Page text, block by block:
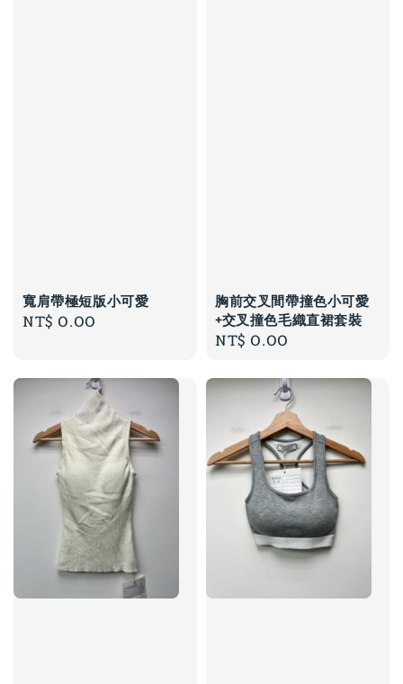
寬肩帶極短版小可愛
Regular
NT$ 0.00
胸前交叉間帶撞色小可愛
+交叉撞色毛織直裙套裝
Regular
NT$ 0.00